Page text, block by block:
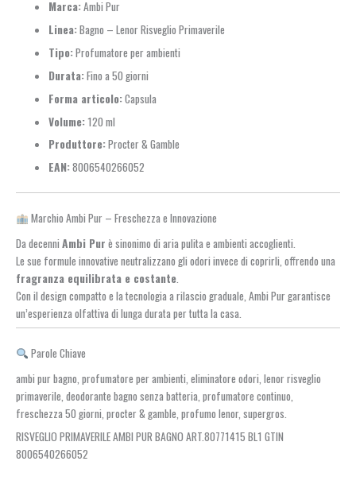
Marca:Ambi Pur
Linea:Bagno – Lenor Risveglio Primaverile
Tipo:Profumatore per ambienti
Durata:Fino a 50 giorni
Forma articolo:Capsula
Volume:120 ml
Produttore:Procter & Gamble
EAN:8006540266052
Marchio Ambi Pur – Freschezza e Innovazione
Da decenni Ambi Pur è sinonimo di aria pulita e ambienti accoglienti.
Le sue formule innovative neutralizzano gli odori invece di coprirli, offrendo una
fragranza equilibrata e costante
Con il design compatto e la tecnologia a rilascio graduale, Ambi Pur garantisce
un’esperienza olfattiva di lunga durata per tutta la casa.
Parole Chiave
ambi pur bagno, profumatore per ambienti, eliminatore odori, lenor risveglio
primaverile, deodorante bagno senza batteria, profumatore continuo,
freschezza 50 giorni, procter & gamble, profumo lenor, supergros.
RISVEGLIO PRIMAVERILE AMBI PUR BAGNO ART.80771415 BL1 GTIN
8006540266052